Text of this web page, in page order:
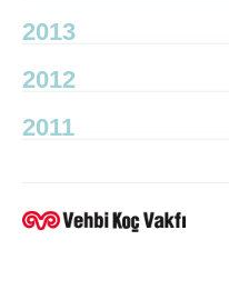
2013
2012
2011